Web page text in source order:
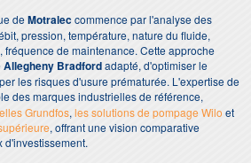
deMotraleccommence par l'analyse des
pression, température, nature du fluide,
de maintenance. Cette approche
Allegheny Bradfordadapté, d'optimiser le
les risques d'usure prématurée. L'expertise de
des marques industrielles de référence,
Grundfos, les solutions de pompage Wilo et
, offrant une vision comparative